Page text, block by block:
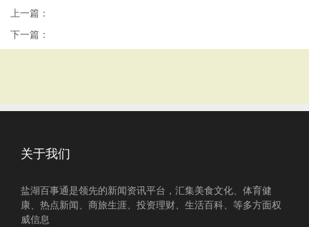
上一篇：
下一篇：
关于我们
盐湖百事通是领先的新闻资讯平台，汇集美食文化、体育健
康、热点新闻、商旅生涯、投资理财、生活百科、等多方面权
威信息